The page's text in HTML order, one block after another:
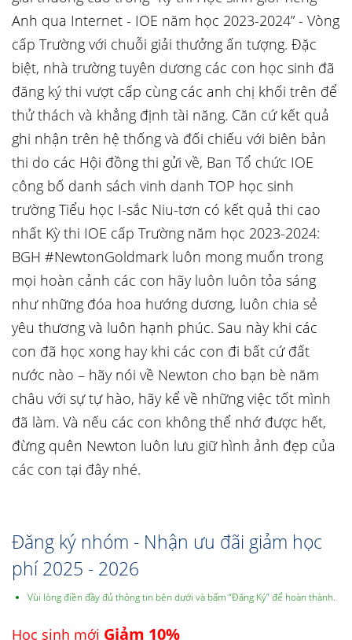
Anh qua Internet - IOE năm học 2023-2024” - Vòng
cấp Trường với chuỗi giải thưởng ấn tượng. Đặc
biệt, nhà trường tuyên dương các con học sinh đã
đăng ký thi vượt cấp cùng các anh chị khối trên để
thử thách và khẳng định tài năng. Căn cứ kết quả
ghi nhận trên hệ thống và đối chiếu với biên bản
thi do các Hội đồng thi gửi về, Ban Tổ chức IOE
công bố danh sách vinh danh TOP học sinh
trường Tiểu học I-sắc Niu-tơn có kết quả thi cao
nhất Kỳ thi IOE cấp Trường năm học 2023-2024:
BGH #NewtonGoldmark luôn mong muốn trong
mọi hoàn cảnh các con hãy luôn luôn tỏa sáng
như những đóa hoa hướng dương, luôn chia sẻ
yêu thương và luôn hạnh phúc. Sau này khi các
con đã học xong hay khi các con đi bất cứ đất
nước nào – hãy nói về Newton cho bạn bè năm
châu với sự tự hào, hãy kể về những việc tốt mình
đã làm. Và nếu các con không thể nhớ được hết,
đừng quên Newton luôn lưu giữ hình ảnh đẹp của
các con tại đây nhé.
Đăng ký nhóm - Nhận ưu đãi giảm học
phí 2025 - 2026
Vùi lòng điền đầy đủ thông tin bên dưới và bấm “Đăng Ký” để hoàn thành.
Học sinh mới Giảm 10%